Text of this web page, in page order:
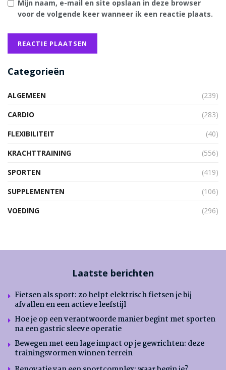
Mijn naam, e-mail en site opslaan in deze browser
voor de volgende keer wanneer ik een reactie plaats.
Categorieën
ALGEMEEN
(239)
CARDIO
(283)
FLEXIBILITEIT
(40)
KRACHTTRAINING
(556)
SPORTEN
(419)
SUPPLEMENTEN
(106)
VOEDING
(296)
Laatste berichten
Fietsen als sport: zo helpt elektrisch fietsen je bij
afvallen en een actieve leefstijl
Hoe je op een verantwoorde manier begint met sporten
na een gastric sleeve operatie
Bewegen met een lage impact op je gewrichten: deze
trainingsvormen winnen terrein